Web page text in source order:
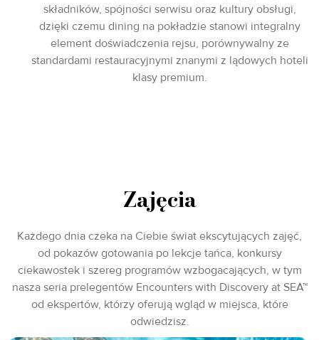
składników, spójności serwisu oraz kultury obsługi,
dzięki czemu dining na pokładzie stanowi integralny
element doświadczenia rejsu, porównywalny ze
standardami restauracyjnymi znanymi z lądowych hoteli
klasy premium.
Zajęcia
Każdego dnia czeka na Ciebie świat ekscytujących zajęć,
od pokazów gotowania po lekcje tańca, konkursy
ciekawostek i szereg programów wzbogacających, w tym
nasza seria prelegentów Encounters with Discovery at SEA™
od ekspertów, którzy oferują wgląd w miejsca, które
odwiedzisz.